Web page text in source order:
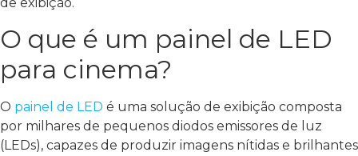
O que é um painel de LED
para cinema?
O painel de LED é uma solução de exibição composta
por milhares de pequenos diodos emissores de luz
(LEDs), capazes de produzir imagens nítidas e brilhantes